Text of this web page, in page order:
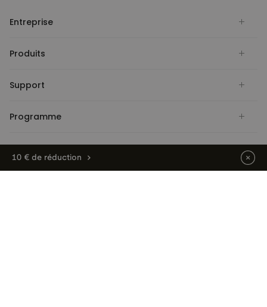
10 € de réduction
Entreprise
Produits
Support
Programme
Paiement